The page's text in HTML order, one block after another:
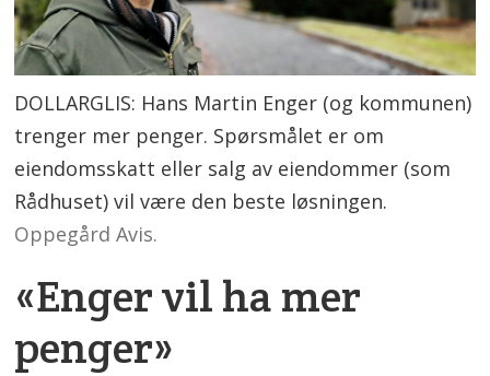
DOLLARGLIS: Hans Martin Enger (og kommunen)
trenger mer penger. Spørsmålet er om
eiendomsskatt eller salg av eiendommer (som
Rådhuset) vil være den beste løsningen.
Oppegård Avis.
«Enger vil ha mer
penger»